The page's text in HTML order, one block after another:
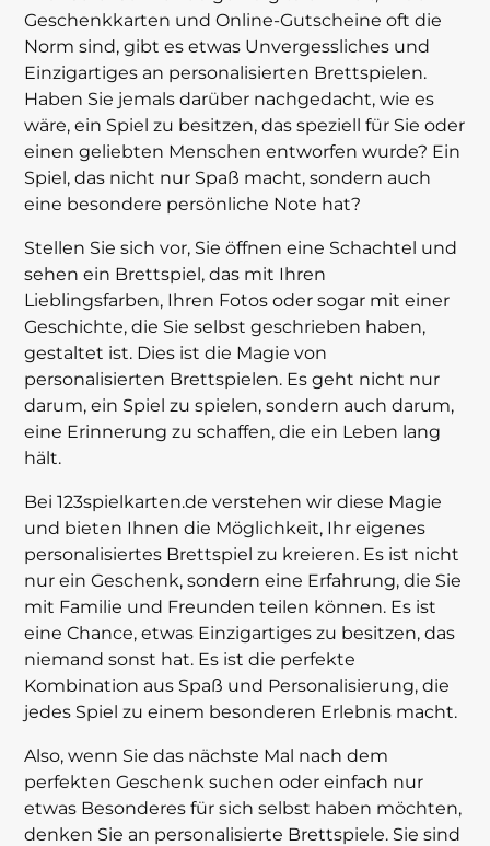
Geschenkkarten und Online-Gutscheine oft die
Norm sind, gibt es etwas Unvergessliches und
Einzigartiges an personalisierten Brettspielen.
Haben Sie jemals darüber nachgedacht, wie es
wäre, ein Spiel zu besitzen, das speziell für Sie oder
einen geliebten Menschen entworfen wurde? Ein
Spiel, das nicht nur Spaß macht, sondern auch
eine besondere persönliche Note hat?
Stellen Sie sich vor, Sie öffnen eine Schachtel und
sehen ein Brettspiel, das mit Ihren
Lieblingsfarben, Ihren Fotos oder sogar mit einer
Geschichte, die Sie selbst geschrieben haben,
gestaltet ist. Dies ist die Magie von
personalisierten Brettspielen. Es geht nicht nur
darum, ein Spiel zu spielen, sondern auch darum,
eine Erinnerung zu schaffen, die ein Leben lang
hält.
Bei 123spielkarten.de verstehen wir diese Magie
und bieten Ihnen die Möglichkeit, Ihr eigenes
personalisiertes Brettspiel zu kreieren. Es ist nicht
nur ein Geschenk, sondern eine Erfahrung, die Sie
mit Familie und Freunden teilen können. Es ist
eine Chance, etwas Einzigartiges zu besitzen, das
niemand sonst hat. Es ist die perfekte
Kombination aus Spaß und Personalisierung, die
jedes Spiel zu einem besonderen Erlebnis macht.
Also, wenn Sie das nächste Mal nach dem
perfekten Geschenk suchen oder einfach nur
etwas Besonderes für sich selbst haben möchten,
denken Sie an personalisierte Brettspiele. Sie sind